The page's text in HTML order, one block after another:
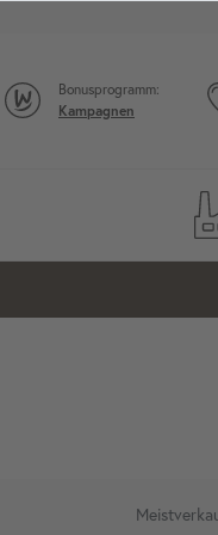
Bonusprogramm:
Kampagnen